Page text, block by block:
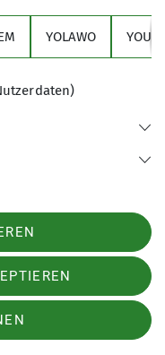
Klimaschutztipps
Naturschutz
YOLAWO